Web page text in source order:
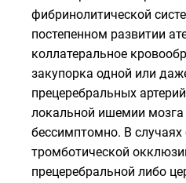
фибринолитической
постепенном развитии
коллатеральное
закупорка одной или
прецеребральных
локальной ишемии мозга
бессимптомно. В случаях
тромботической
прецеребральной либо